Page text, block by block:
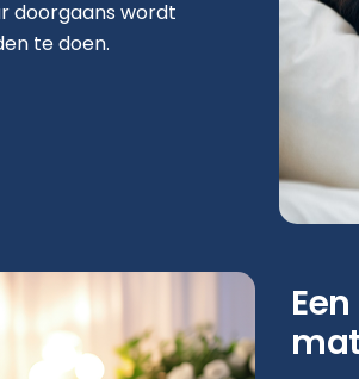
doorgaans wordt
te doen.